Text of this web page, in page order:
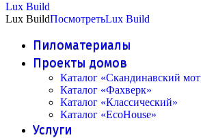
Lux Build
Lux BuildПосмотретьLux Build
Пиломатериалы
Проекты домов
Каталог «Скандинавский
Каталог «Фахверк»
Каталог «Классический»
Каталог «EcoHouse»
Услуги